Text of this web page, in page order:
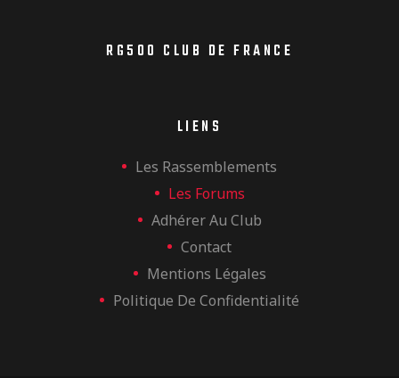
RG500 CLUB DE FRANCE
LIENS
Les Rassemblements
Les Forums
Adhérer Au Club
Contact
Mentions Légales
Politique De Confidentialité